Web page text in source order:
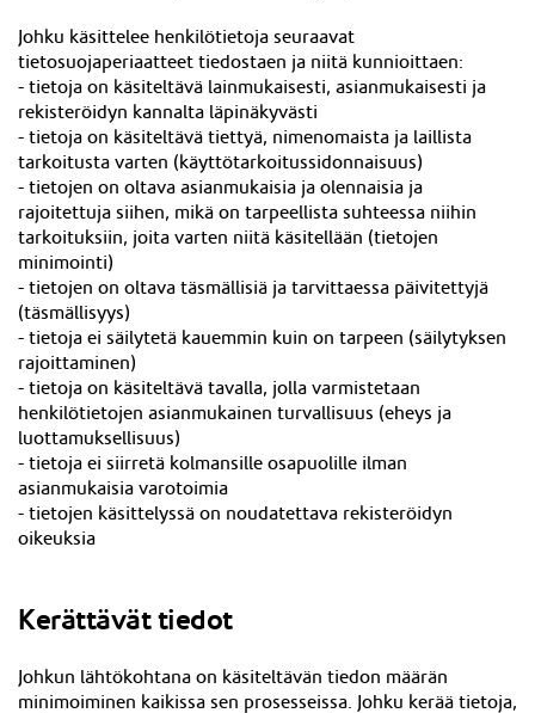
Johku käsittelee henkilötietoja seuraavat
tietosuojaperiaatteet tiedostaen ja niitä kunnioittaen:
- tietoja on käsiteltävä lainmukaisesti, asianmukaisesti ja
rekisteröidyn kannalta läpinäkyvästi
- tietoja on käsiteltävä tiettyä, nimenomaista ja laillista
tarkoitusta varten (käyttötarkoitussidonnaisuus)
- tietojen on oltava asianmukaisia ja olennaisia ja
rajoitettuja siihen, mikä on tarpeellista suhteessa niihin
tarkoituksiin, joita varten niitä käsitellään (tietojen
minimointi)
- tietojen on oltava täsmällisiä ja tarvittaessa päivitettyjä
(täsmällisyys)
- tietoja ei säilytetä kauemmin kuin on tarpeen (säilytyksen
rajoittaminen)
- tietoja on käsiteltävä tavalla, jolla varmistetaan
henkilötietojen asianmukainen turvallisuus (eheys ja
luottamuksellisuus)
- tietoja ei siirretä kolmansille osapuolille ilman
asianmukaisia varotoimia
- tietojen käsittelyssä on noudatettava rekisteröidyn
oikeuksia
Kerättävät tiedot
Johkun lähtökohtana on käsiteltävän tiedon määrän
minimoiminen kaikissa sen prosesseissa. Johku kerää tietoja,